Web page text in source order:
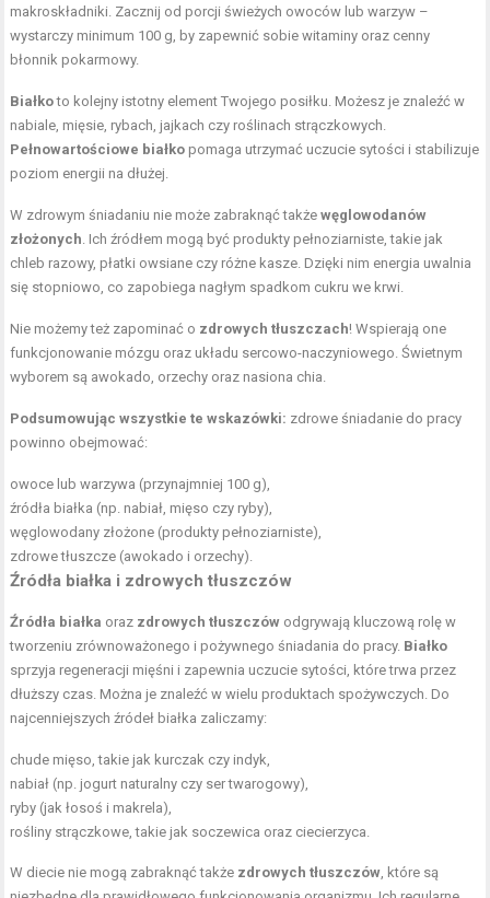
makroskładniki. Zacznij od porcji świeżych owoców lub warzyw –
wystarczy minimum 100 g, by zapewnić sobie witaminy oraz cenny
błonnik pokarmowy.
Białkoto kolejny istotny element Twojego posiłku. Możesz je znaleźć w
nabiale, mięsie, rybach, jajkach czy roślinach strączkowych.
Pełnowartościowe białko pomaga utrzymać uczucie sytości i stabilizuje
poziom energii na dłużej.
W zdrowym śniadaniu nie może zabraknąć takżewęglowodanów
złożonych. Ich źródłem mogą być produkty pełnoziarniste, takie jak
chleb razowy, płatki owsiane czy różne kasze. Dzięki nim energia uwalnia
się stopniowo, co zapobiega nagłym spadkom cukru we krwi.
Nie możemy też zapominać o zdrowych tłuszczach! Wspierają one
funkcjonowanie mózgu oraz układu sercowo-naczyniowego. Świetnym
wyborem są awokado, orzechy oraz nasiona chia.
Podsumowując wszystkie te wskazówki: zdrowe śniadanie do pracy
powinno obejmować:
owoce lub warzywa (przynajmniej 100 g),
źródła białka (np. nabiał, mięso czy ryby),
węglowodany złożone (produkty pełnoziarniste),
zdrowe tłuszcze (awokado i orzechy).
Źródła białka i zdrowych tłuszczów
Źródła białka oraz zdrowych tłuszczów odgrywają kluczową rolę w
tworzeniu zrównoważonego i pożywnego śniadania do pracy. Białko
sprzyja regeneracji mięśni i zapewnia uczucie sytości, które trwa przez
dłuższy czas. Można je znaleźć w wielu produktach spożywczych. Do
najcenniejszych źródeł białka zaliczamy:
chude mięso, takie jak kurczak czy indyk,
nabiał (np. jogurt naturalny czy ser twarogowy),
ryby (jak łosoś i makrela),
rośliny strączkowe, takie jak soczewica oraz ciecierzyca.
W diecie nie mogą zabraknąć także zdrowych tłuszczów, które są